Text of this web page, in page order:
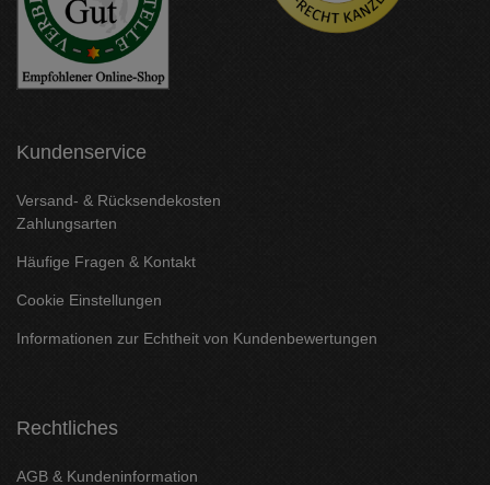
Kundenservice
Versand- & Rücksendekosten
Zahlungsarten
Häufige Fragen & Kontakt
Cookie Einstellungen
Informationen zur Echtheit von Kundenbewertungen
Rechtliches
AGB & Kundeninformation